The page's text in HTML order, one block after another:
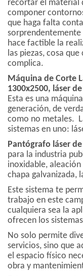
recortar el material
componer
que haga falta
hace factible la
las piezas, cosa
complica.
Máquina de Corte
1300x2500, láser
Esta es una
generación, de
como no metales.
sistemas en uno:
Pantógrafo láser
para la industria
inoxidable,
chapa galvanizada,
Este sistema te
trabajo en este
cualquiera sea la
ofrecen los
No solo permite
servicios, sino que
el espacio físico
obra y